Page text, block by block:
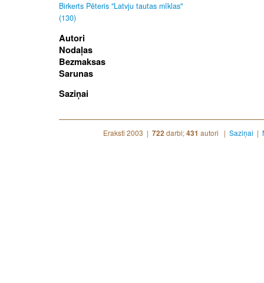
Birkerts Pēteris "Latvju tautas mīklas"
(130)
Autori
Nodaļas
Bezmaksas
Sarunas
Saziņai
Eraksti 2003 | 722 darbi;431 autori | Saziņai |